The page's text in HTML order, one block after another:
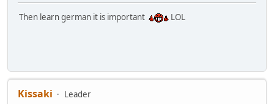
Then learn german it is important LOL
Kissaki
Leader